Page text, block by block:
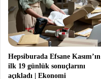
Hepsiburada Efsane Kasım’ın
ilk 19 günlük sonuçlarını
açıkladı | Ekonomi